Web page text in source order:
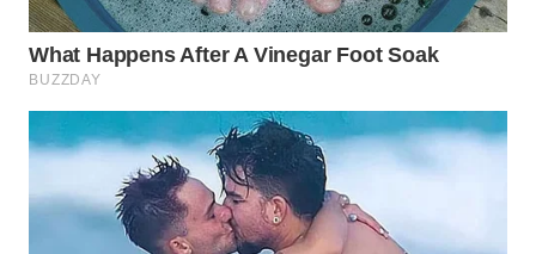
BINJAI
WN
CIREBON
INDRAMAYU